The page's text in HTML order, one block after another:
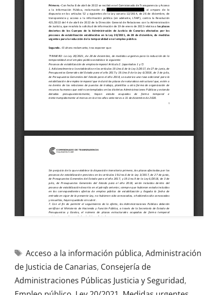
Acceso a la información pública, Administración
de Justicia de Canarias, Consejería de
Administraciones Públicas Justicia y Seguridad,